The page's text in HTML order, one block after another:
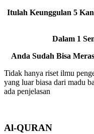
Itulah Keunggulan 5
Dalam 1
Anda Sudah Bisa
Tidak hanya riset ilmu
yang luar biasa dari madu
ada penjelasan
Al-QURAN